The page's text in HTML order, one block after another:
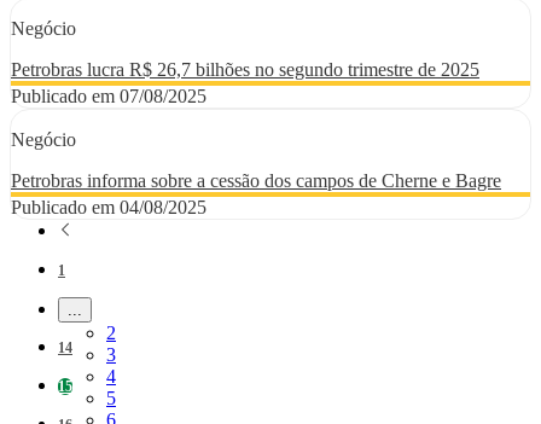
Negócio
Petrobras lucra R$ 26,7 bilhões no segundo trimestre de 2025
Publicado em 07/08/2025
Negócio
Petrobras informa sobre a cessão dos campos de Cherne e Bagre
Publicado em 04/08/2025
Página
1
...
Páginas intermediárias Usar ABA para navegar.
Página
2
Página
3
Página
4
Página
5
Página
Página
14
Página
15